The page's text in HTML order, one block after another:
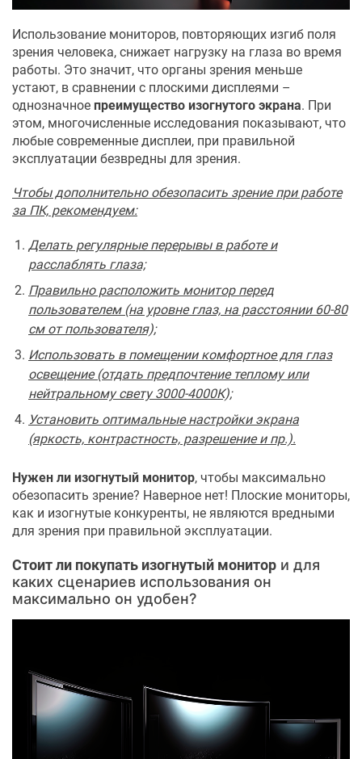
Использование мониторов, повторяющих изгиб поля
зрения человека, снижает нагрузку на глаза во время
работы. Это значит, что органы зрения меньше
устают, в сравнении с плоскими дисплеями –
однозначное преимущество изогнутого экрана. При
этом, многочисленные исследования показывают, что
любые современные дисплеи, при правильной
эксплуатации безвредны для зрения.
Чтобы дополнительно обезопасить зрение при работе
за ПК, рекомендуем:
Делать регулярные перерывы в работе и
расслаблять глаза;
Правильно расположить монитор перед
пользователем (на уровне глаз, на расстоянии 60-80
см от пользователя);
Использовать в помещении комфортное для глаз
освещение (отдать предпочтение теплому или
нейтральному свету 3000-4000К);
Установить оптимальные настройки экрана
(яркость, контрастность, разрешение и пр.).
Нужен ли изогнутый монитор, чтобы максимально
обезопасить зрение? Наверное нет! Плоские мониторы,
как и изогнутые конкуренты, не являются вредными
для зрения при правильной эксплуатации.
Стоит ли покупать изогнутый монитор и для
каких сценариев использования он
максимально он удобен?